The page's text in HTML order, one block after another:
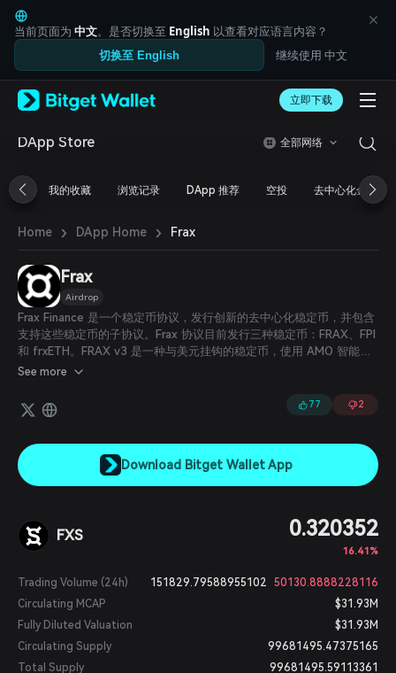
English
日本語
Tiếng Việt
Русский
Español (Latinoamérica)
Türkçe
Français
简体中文
繁體中文
Bahasa Indonesia
ภาษาไทย
العربية
हिन्दी
বাংলা
Español
Português (Brasil)
Español (Argentina)
当前页面为 中文。是否切换至 English 以查看对应语言内容？
切换至 English 继续使用 中文
立即下载
DApp Store 全部网络
我的收藏 浏览记录 DApp 推荐 空投 去中心化金融
Home › DApp Home › Frax
Frax
Airdrop
Frax Finance 是一个稳定币协议，发行创新的去中心化稳定币，并包含
支持这些稳定币的子协议。Frax 协议目前发行三种稳定币：FRAX、FPI
和 frxETH。FRAX v3 是一种与美元挂钩的稳定币，使用 AMO 智能合
约以及无许可、非托管的子协议作为稳定机制。作为稳定机制的两个内
——一个具有特殊功能的自动做市商（AMM）。用作稳定机制的外部子
协议是 Curve。
See more
77 2
Download Bitget Wallet App
FXS 0.320352
16.41%
Trading Volume (24h) 151829.79588955102
50130.8888228116
Circulating MCAP
$31.93M
Fully Diluted Valuation
$31.93M
Circulating Supply
99681495.47375165
Total Supply
99681495.59113361